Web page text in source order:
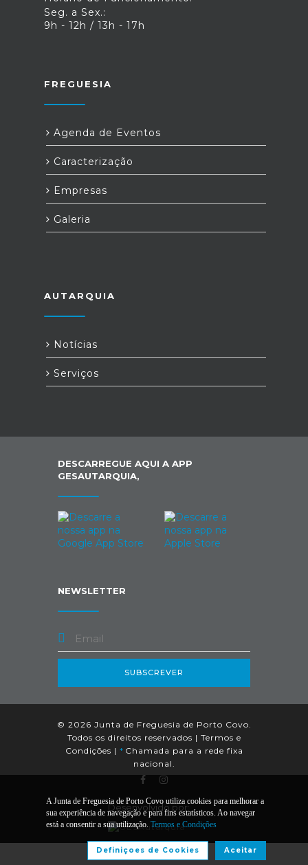
Seg. a Sex.:
9h - 12h / 13h - 17h
FREGUESIA
Agenda de Eventos
Caracterização
Empresas
Galeria
AUTARQUIA
Notícias
Serviços
DESCARREGUE AQUI A APP
GESAUTARQUIA,
NEWSLETTER
SUBSCREVER
© 2026 Junta de Freguesia de Porto Covo.
Todos os direitos reservados | Termos e
Condições | * Chamada para a rede fixa
nacional.
Desenvolvido por:
A Junta de Freguesia de Porto Covo utiliza cookies para melhorar a
sua experiência de navegação e para fins estatísticos. Ao navegar
está a consentir a sua utilização. Termos e Condições
Aceitar
Definiçoes de Cookies